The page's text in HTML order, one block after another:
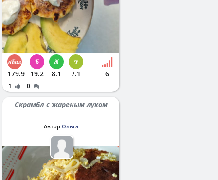
179.9 19.2 8.1 7.1 6
1 0
Скрамбл с жареным луком
Автор Ольга